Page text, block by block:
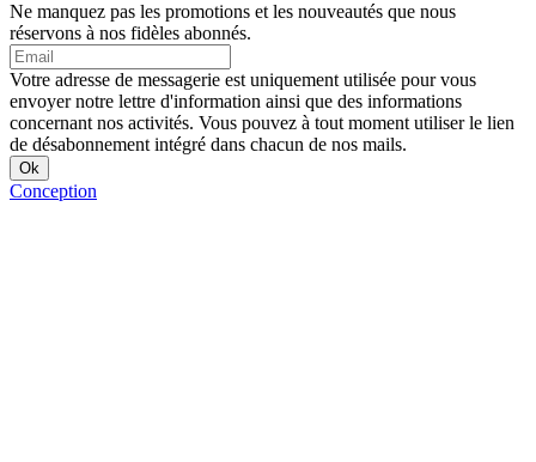
Ne manquez pas les promotions et les nouveautés que nous
réservons à nos fidèles abonnés.
Votre adresse de messagerie est uniquement utilisée pour vous
envoyer notre lettre d'information ainsi que des informations
concernant nos activités. Vous pouvez à tout moment utiliser le lien
de désabonnement intégré dans chacun de nos mails.
Conception